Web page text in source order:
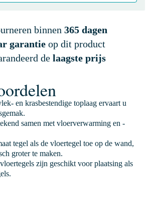
binnen 365 dagen
garantieop dit product
de laagste prijs
en krasbestendige toplaag ervaart u
samen met vloerverwarming en -
tegel als de vloertegel toe op de wand,
groter te maken.
zijn geschikt voor plaatsing als